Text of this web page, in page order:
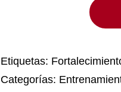
cantidad
Etiquetas:
Categorías: